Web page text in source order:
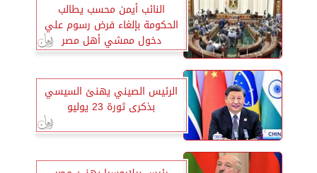
النائب أيمن محسب يطالب
الحكومة بإلغاء فرض رسوم علي
دخول ممشي أهل مصر
الرئيس الصيني يهنئ السيسي
بذكرى ثورة 23 يوليو